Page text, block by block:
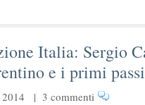
Italia: Sergio
e i primi
2014 | 3 commenti